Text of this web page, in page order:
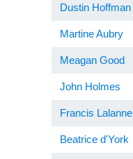
Dustin Hoffman
Martine Aubry
Meagan Good
John Holmes
Francis Lalanne
Beatrice d'York